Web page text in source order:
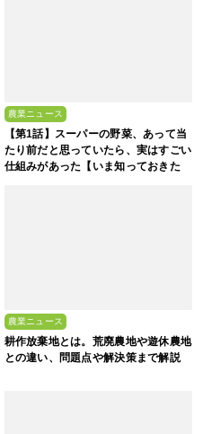
農業ニュース
【第1話】スーパーの野菜、あって当
たり前だと思っていたら、実はすごい
仕組みがあった【いま知っておきた
農業ニュース
耕作放棄地とは。荒廃農地や遊休農地
との違い、問題点や解決策まで解説